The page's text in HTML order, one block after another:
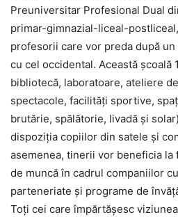
Preuniversitar Profesional Dual
primar-gimnazial-liceal-
profesorii care vor preda după
cu cel occidental. Această școală
bibliotecă, laboratoare, ateliere
spectacole, facilități sportive,
brutărie, spălătorie, livadă și
dispoziția copiilor din satele și
asemenea, tinerii vor beneficia
de muncă în cadrul companiilor
parteneriate și programe de
Toți cei care împărtășesc